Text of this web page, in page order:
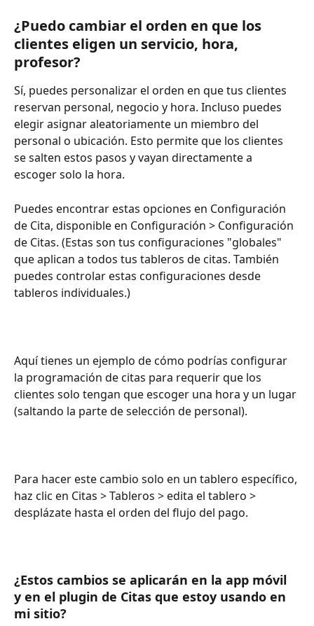
¿Puedo cambiar el orden en que los
clientes eligen un servicio, hora,
profesor?
Sí, puedes personalizar el orden en que tus clientes
reservan personal, negocio y hora. Incluso puedes
elegir asignar aleatoriamente un miembro del
personal o ubicación. Esto permite que los clientes
se salten estos pasos y vayan directamente a
escoger solo la hora.
Puedes encontrar estas opciones en Configuración
de Cita, disponible en Configuración > Configuración
de Citas. (Estas son tus configuraciones "globales"
que aplican a todos tus tableros de citas. También
puedes controlar estas configuraciones desde
tableros individuales.)
Aquí tienes un ejemplo de cómo podrías configurar
la programación de citas para requerir que los
clientes solo tengan que escoger una hora y un lugar
(saltando la parte de selección de personal).
Para hacer este cambio solo en un tablero específico,
haz clic en Citas > Tableros > edita el tablero >
desplázate hasta el orden del flujo del pago.
¿Estos cambios se aplicarán en la app móvil
y en el plugin de Citas que estoy usando en
mi sitio?